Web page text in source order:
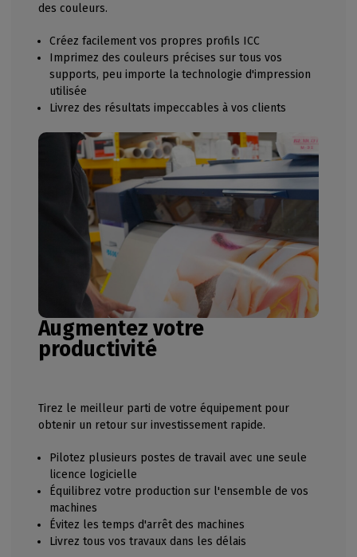
des couleurs.
Créez facilement vos propres profils ICC
Imprimez des couleurs précises sur tous vos
supports, peu importe la technologie d'impression
utilisée
Livrez des résultats impeccables à vos clients
Augmentez votre
productivité
Tirez le meilleur parti de votre équipement pour
obtenir un retour sur investissement rapide.
Pilotez plusieurs postes de travail avec une seule
licence logicielle
Équilibrez votre production sur l'ensemble de vos
machines
Évitez les temps d'arrêt des machines
Livrez tous vos travaux dans les délais